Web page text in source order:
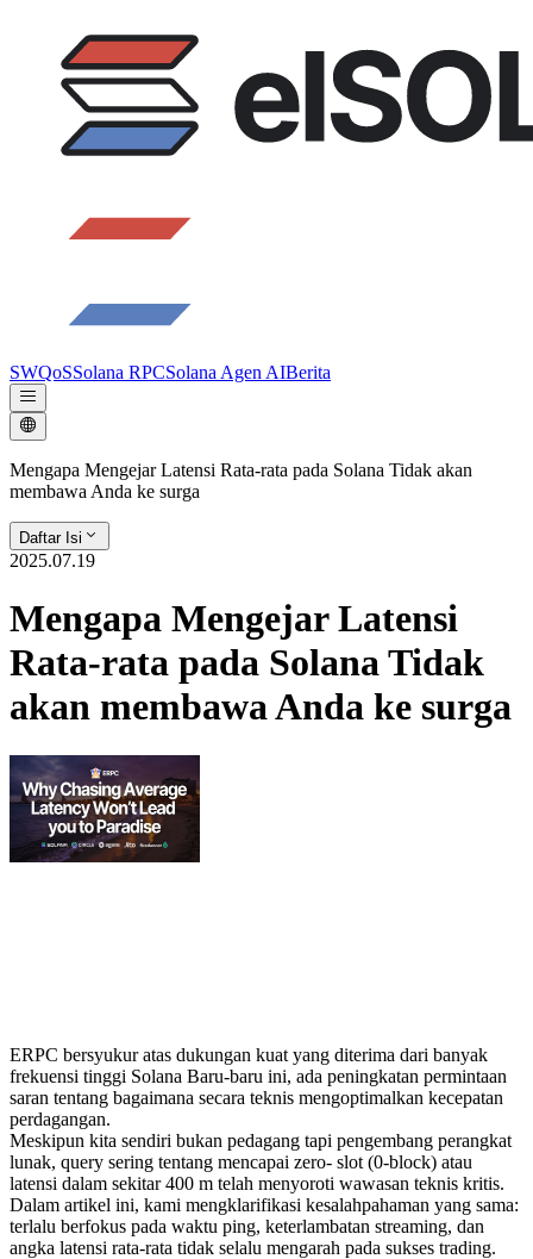
SWQoSSolana RPCSolana Agen AIBerita
Mengapa Mengejar Latensi Rata-rata pada Solana Tidak akan
membawa Anda ke surga
Daftar Isi
2025.07.19
Mengapa Mengejar Latensi
Rata-rata pada Solana Tidak
akan membawa Anda ke surga
ERPC bersyukur atas dukungan kuat yang diterima dari banyak
frekuensi tinggi Solana Baru-baru ini, ada peningkatan permintaan
saran tentang bagaimana secara teknis mengoptimalkan kecepatan
perdagangan.
Meskipun kita sendiri bukan pedagang tapi pengembang perangkat
lunak, query sering tentang mencapai zero- slot (0-block) atau
latensi dalam sekitar 400 m telah menyoroti wawasan teknis kritis.
Dalam artikel ini, kami mengklarifikasi kesalahpahaman yang sama:
terlalu berfokus pada waktu ping, keterlambatan streaming, dan
angka latensi rata-rata tidak selalu mengarah pada sukses trading.